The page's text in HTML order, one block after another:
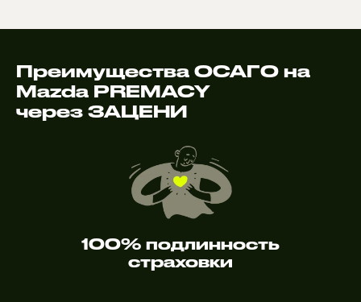
Преимущества ОСАГО на
Mazda PREMACY
через ЗАЦЕНИ
100% подлинность
страховки